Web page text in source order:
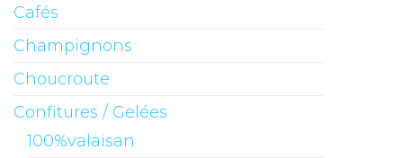
Cafés
Champignons
Choucroute
Confitures / Gelées
100%valaisan